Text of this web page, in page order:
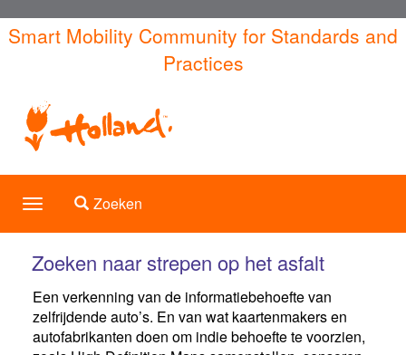
Overslaan
en
inhoud
gaan
Smart Mobility Community for Standards and
Practices
ToggleToggle search
Zoeken
Zoeken naar strepen op het asfalt
Een verkenning van de informatiebehoefte van
zelfrijdende auto’s. En van wat kaartenmakers en
autofabrikanten doen om indie behoefte te voorzien,